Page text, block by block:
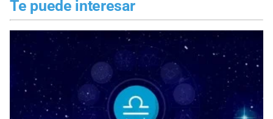
Te puede interesar